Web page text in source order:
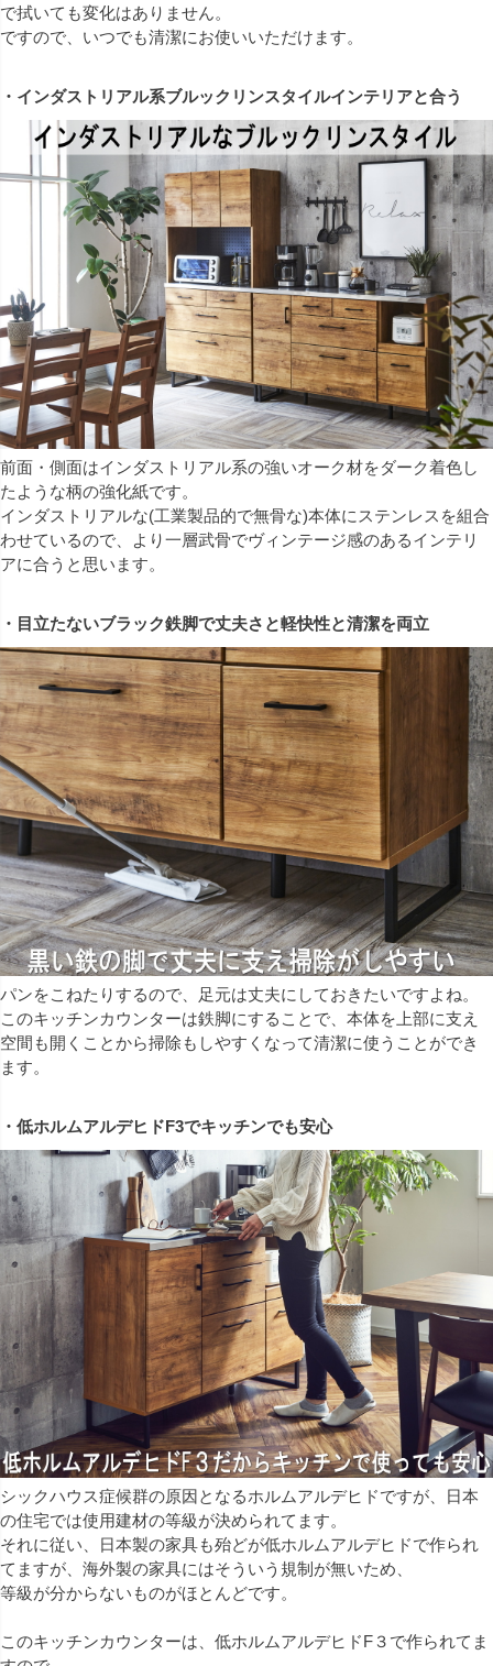
で拭いても変化はありません。
ですので、いつでも清潔にお使いいただけます。
・インダストリアル系ブルックリンスタイルインテリアと合う
前面・側面はインダストリアル系の強いオーク材をダーク着色し
たような柄の強化紙です。
インダストリアルな(工業製品的で無骨な)本体にステンレスを組合
わせているので、より一層武骨でヴィンテージ感のあるインテリ
アに合うと思います。
・目立たないブラック鉄脚で丈夫さと軽快性と清潔を両立
パンをこねたりするので、足元は丈夫にしておきたいですよね。
このキッチンカウンターは鉄脚にすることで、本体を上部に支え
空間も開くことから掃除もしやすくなって清潔に使うことができ
ます。
・低ホルムアルデヒドF3でキッチンでも安心
シックハウス症候群の原因となるホルムアルデヒドですが、日本
の住宅では使用建材の等級が決められてます。
それに従い、日本製の家具も殆どが低ホルムアルデヒドで作られ
てますが、海外製の家具にはそういう規制が無いため、
等級が分からないものがほとんどです。
このキッチンカウンターは、低ホルムアルデヒドF３で作られてま